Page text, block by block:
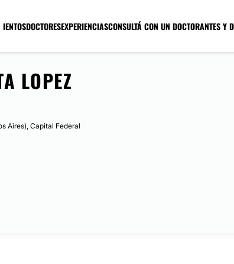
DOCTORESEXPERIENCIASCONSULTÁ CON UN DOCTORANTES Y
LOPEZ
Aires), Capital Federal